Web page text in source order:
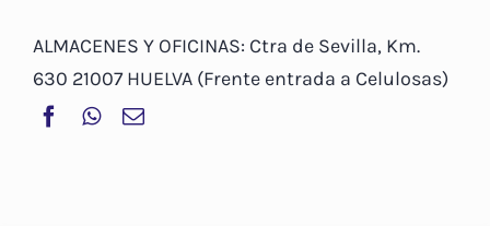
ALMACENES Y OFICINAS: Ctra de Sevilla, Km.
630 21007 HUELVA (Frente entrada a Celulosas)